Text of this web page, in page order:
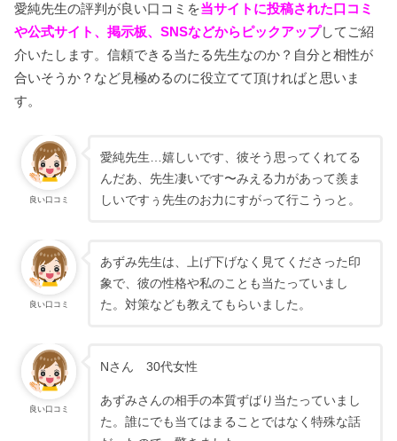
愛純先生の評判が良い口コミを当サイトに投稿された口コミ
や公式サイト、掲示板、SNSなどからピックアップしてご紹
介いたします。信頼できる当たる先生なのか？自分と相性が
合いそうか？など見極めるのに役立てて頂ければと思いま
す。
良い口コミ
愛純先生…嬉しいです、彼そう思ってくれてる
んだあ、先生凄いです〜みえる力があって羨ま
しいですぅ先生のお力にすがって行こうっと。
良い口コミ
あずみ先生は、上げ下げなく見てくださった印
象で、彼の性格や私のことも当たっていまし
た。対策なども教えてもらいました。
良い口コミ
Nさん 30代女性
あずみさんの相手の本質ずばり当たっていまし
た。誰にでも当てはまることではなく特殊な話